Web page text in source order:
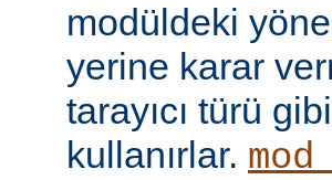
modüldeki
yerine karar
tarayıcı türü
kullanırlar.